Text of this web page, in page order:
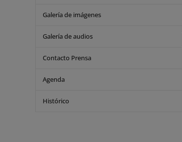
Galería de imágenes
Galería de audios
Contacto Prensa
Agenda
Histórico